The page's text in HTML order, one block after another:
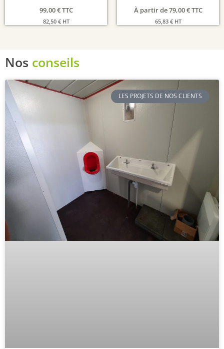
99,00€TTC
82,50 €HT
À partir de79,00€TTC
65,83 €HT
Nos conseils
LES PROJETS DE NOS CLIENTS